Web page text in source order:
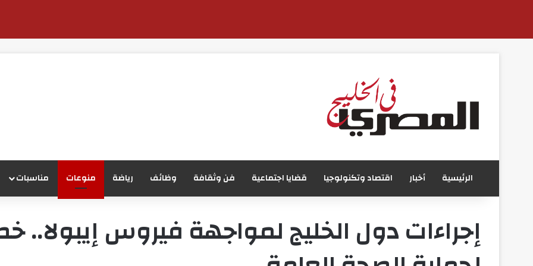
الرئيسية أخبار اقتصاد وتكنولوجيا قضايا اجتماعية فن وثقافة وظائف رياضة منوعات مناسبات
إجراءات دول الخليج لمواجهة فيروس